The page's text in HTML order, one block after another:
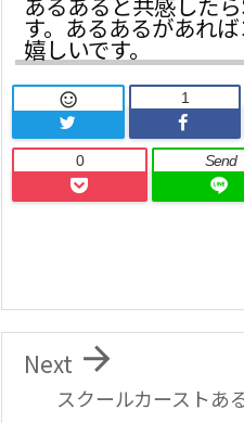
す。あるあるがあれ
嬉しいです。
 1
0 Send
スクールカーストあ

Next